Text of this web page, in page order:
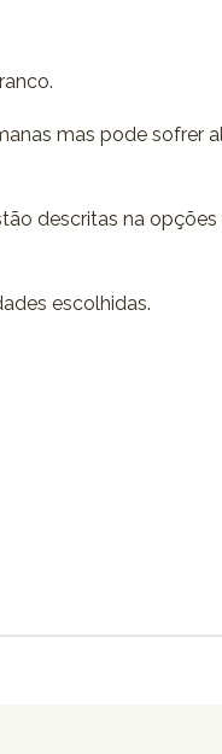
mas pode sofrer
descritas na
escolhidas.